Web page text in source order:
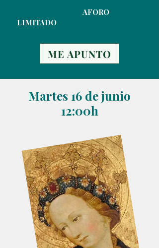
AFORO
LIMITADO
ME APUNTO
Martes 16 de junio
12:00h